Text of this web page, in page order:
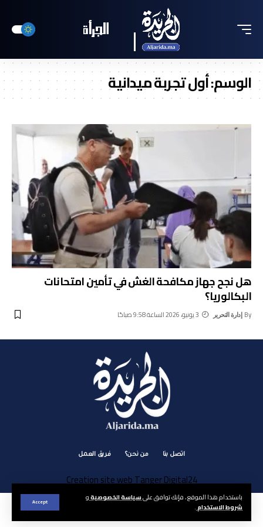
باستخدام هذا الموقع ، فإنك توافق علىسياسة الخصوصيةو
شروط الاستخدام.
Accept
الوسم:أول تجربة ميدانية
هل نجح جهاز مكافحة الغش في تأمين امتحانات
البكالوريا؟
By إدارة التحرير 3 يونيو، 2026 الساعة 9:58 صباحًا
اتصل بنا من نحن؟ فريق العمل
Creation site web Tanger Digital24